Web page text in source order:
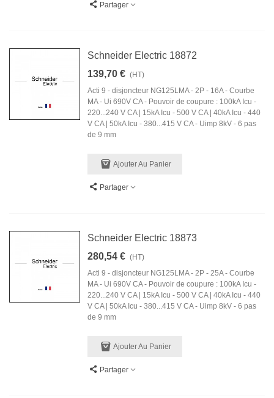
Partager
Schneider Electric 18872
139,70 € (HT)
Acti 9 - disjoncteur NG125LMA - 2P - 16A - Courbe
MA - Ui 690V CA - Pouvoir de coupure : 100kA Icu -
220...240 V CA | 15kA Icu - 500 V CA | 40kA Icu - 440
V CA | 50kA Icu - 380...415 V CA - Uimp 8kV - 6 pas
de 9 mm
Ajouter Au Panier
Partager
Schneider Electric 18873
280,54 € (HT)
Acti 9 - disjoncteur NG125LMA - 2P - 25A - Courbe
MA - Ui 690V CA - Pouvoir de coupure : 100kA Icu -
220...240 V CA | 15kA Icu - 500 V CA | 40kA Icu - 440
V CA | 50kA Icu - 380...415 V CA - Uimp 8kV - 6 pas
de 9 mm
Ajouter Au Panier
Partager